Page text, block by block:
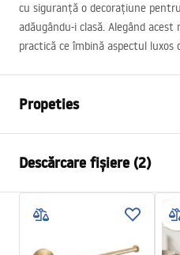
cu siguranță o decorațiune
adăugându-i clasă. Alegând
practică ce îmbină aspectul
Propeties
Material
Metodă de montaj
Latime
Inalime
Descărcare fișiere (2)
Condiții de garanție